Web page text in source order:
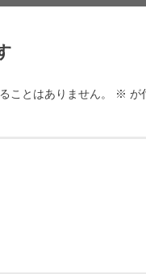
ことはありません。 ※ が